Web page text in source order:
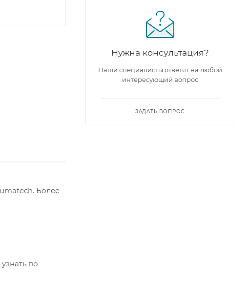
Более
по
Нужна консультация?
Наши специалисты ответят на любой
интересующий вопрос
ЗАДАТЬ ВОПРОС